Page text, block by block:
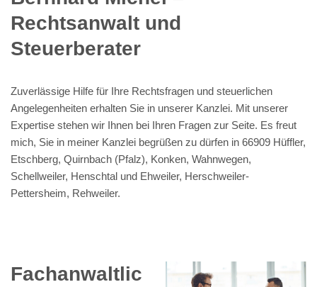
Rechtsanwalt und
Steuerberater
Zuverlässige Hilfe für Ihre Rechtsfragen und steuerlichen
Angelegenheiten erhalten Sie in unserer Kanzlei. Mit unserer
Expertise stehen wir Ihnen bei Ihren Fragen zur Seite. Es freut
mich, Sie in meiner Kanzlei begrüßen zu dürfen in 66909 Hüffler,
Etschberg, Quirnbach (Pfalz), Konken, Wahnwegen,
Schellweiler, Henschtal und Ehweiler, Herschweiler-
Pettersheim, Rehweiler.
Fachanwaltlic